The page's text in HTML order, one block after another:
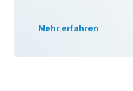
Mehr erfahren